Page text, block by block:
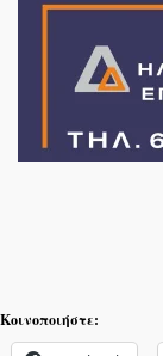
Κοινοποιήστε: